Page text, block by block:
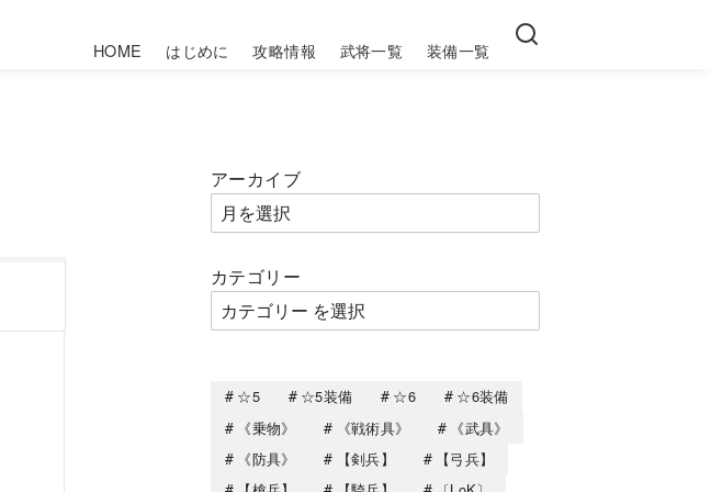
HOME はじめに 攻略情報 武将一覧 装備一覧
アーカイブ
カテゴリー
☆5 ☆5装備 ☆6
☆6装備
《乗物》
《戦術具》
《武具》
《防具》
【剣兵】
【弓兵】